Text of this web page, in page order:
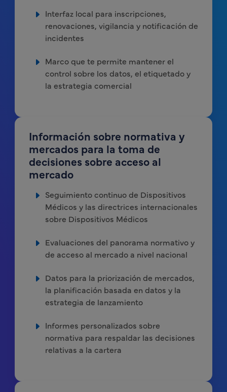
Interfaz local para inscripciones,
renovaciones, vigilancia y notificación de
incidentes
Marco que te permite mantener el
control sobre los datos, el etiquetado y
la estrategia comercial
Información sobre normativa y
mercados para la toma de
decisiones sobre acceso al
mercado
Seguimiento continuo de Dispositivos
Médicos y las directrices internacionales
sobre Dispositivos Médicos
Evaluaciones del panorama normativo y
de acceso al mercado a nivel nacional
Datos para la priorización de mercados,
la planificación basada en datos y la
estrategia de lanzamiento
Informes personalizados sobre
normativa para respaldar las decisiones
relativas a la cartera